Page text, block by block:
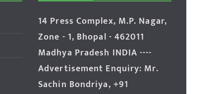
14 Press Complex, M.P. Nagar,
Zone - 1, Bhopal - 462011
Madhya Pradesh INDIA ----
Advertisement Enquiry: Mr.
Sachin Bondriya, +91